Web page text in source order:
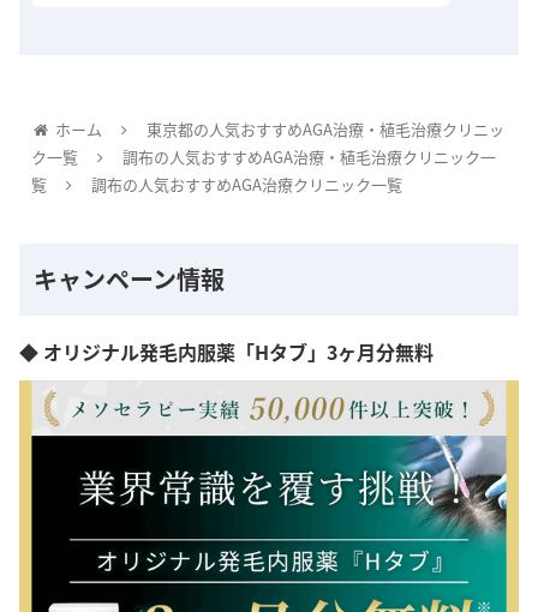
ホーム
東京都の人気おすすめAGA治療・植毛治療クリニッ
ク一覧
調布の人気おすすめAGA治療・植毛治療クリニック一
覧
調布の人気おすすめAGA治療クリニック一覧
キャンペーン情報
◆ オリジナル発毛内服薬「Hタブ」3ヶ月分無料